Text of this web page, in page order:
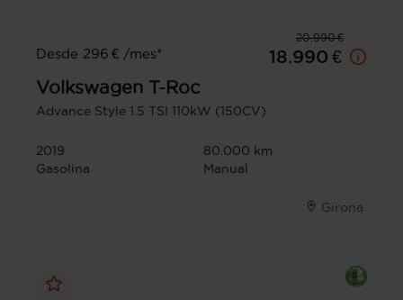
20.990 €
Desde 296 € /mes*
18.990 €
Volkswagen T-Roc
Advance Style 1.5 TSI 110kW (150CV)
2019
80.000 km
Gasolina
Manual
Girona